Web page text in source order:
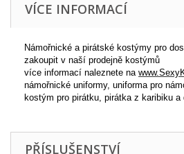
VÍCE INFORMACÍ
Námořnické a pirátské kostýmy pro
zakoupit v naší prodejně kostýmů
více informací naleznete na
námořnické uniformy, uniforma pro
kostým pro pirátku, pirátka z karibiku a
PŘÍSLUŠENSTVÍ